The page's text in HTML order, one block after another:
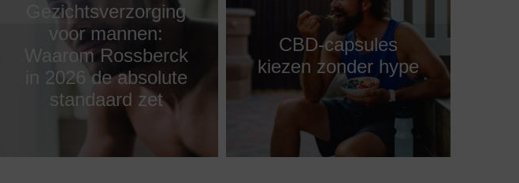
Gezichtsverzorging
voor mannen:
Waarom Rossberck
in 2026 de absolute
standaard zet
CBD-capsules
kiezen zonder hype